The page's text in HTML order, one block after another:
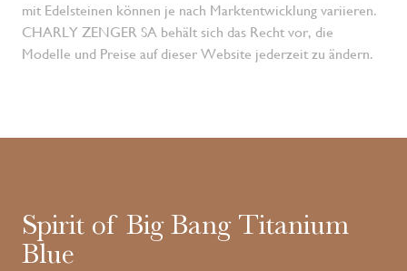
mit Edelsteinen können je nach Marktentwicklung variieren.
CHARLY ZENGER SA behält sich das Recht vor, die
Modelle und Preise auf dieser Website jederzeit zu ändern.
Spirit of Big Bang Titanium
Blue